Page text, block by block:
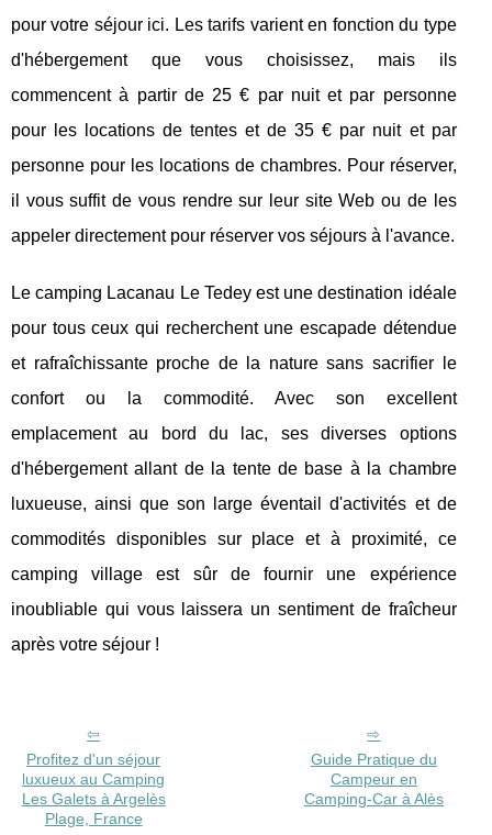
pour votre séjour ici. Les tarifs varient en fonction du type
d'hébergement que vous choisissez, mais ils
commencent à partir de 25 € par nuit et par personne
pour les locations de tentes et de 35 € par nuit et par
personne pour les locations de chambres. Pour réserver,
il vous suffit de vous rendre sur leur site Web ou de les
appeler directement pour réserver vos séjours à l'avance.
Le camping Lacanau Le Tedey est une destination idéale
pour tous ceux qui recherchent une escapade détendue
et rafraîchissante proche de la nature sans sacrifier le
confort ou la commodité. Avec son excellent
emplacement au bord du lac, ses diverses options
d'hébergement allant de la tente de base à la chambre
luxueuse, ainsi que son large éventail d'activités et de
commodités disponibles sur place et à proximité, ce
camping village est sûr de fournir une expérience
inoubliable qui vous laissera un sentiment de fraîcheur
après votre séjour !
Profitez d'un séjour
luxueux au Camping
Les Galets à Argelès
Plage, France
Guide Pratique du
Campeur en
Camping-Car à Alès